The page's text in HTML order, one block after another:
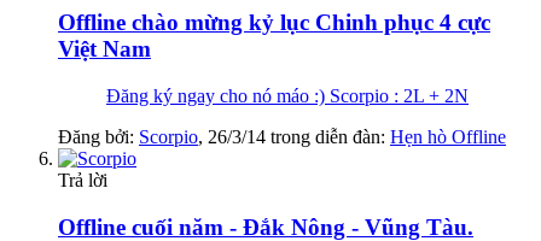
Offline chào mừng kỷ lục Chinh phục 4 cực
Việt Nam
Đăng ký ngay cho nó máo :) Scorpio : 2L + 2N
Đăng bởi: Scorpio, 26/3/14 trong diễn đàn: Hẹn hò Offline
Trả lời
Offline cuối năm - Đắk Nông - Vũng Tàu.